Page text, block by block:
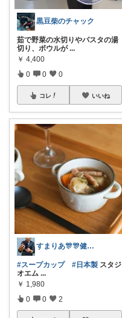
黒豆柴のチャック
茹で野菜の水切りやパスタの湯
切り、ボウルが ...
￥ 4,400
0 0 0
コレ いいね
すまりあ🎊🎊健康志向男性💐
#スープカップ #日本製 スタジ
オエム ...
￥ 1,980
0 0 2